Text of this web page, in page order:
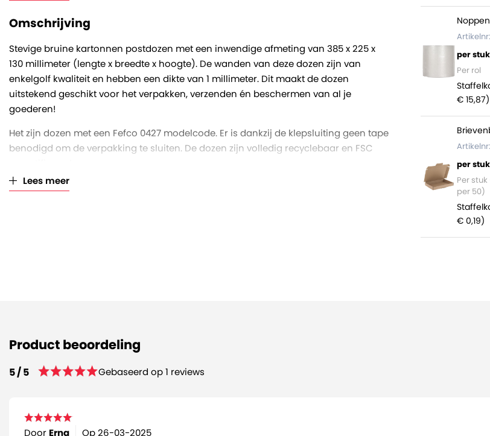
Omschrijving
Stevige bruine kartonnen postdozen met een inwendige afmeting van 385 x 225 x
130 millimeter (lengte x breedte x hoogte). De wanden van deze dozen zijn van
enkelgolf kwaliteit en hebben een dikte van 1 millimeter. Dit maakt de dozen
uitstekend geschikt voor het verpakken, verzenden én beschermen van al je
goederen!
Het zijn dozen met een Fefco 0427 modelcode. Er is dankzij de klepsluiting geen tape
benodigd om de verpakking te sluiten. De dozen zijn volledig recyclebaar en FSC
De dozen zijn per 25 stuks gebundeld en op een volle pallet zitten 900 dozen (36
Lees meer
per
Per rol
€ 15,87)
per
Per
per 50)
€ 0,19)
Product beoordeling
5 / 5 Gebaseerd op 1 reviews
Door Erna Op26-03-2025